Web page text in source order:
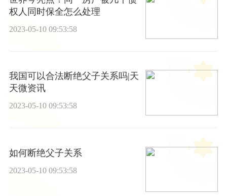
权人同时保全怎么处理
2023-05-10 09:53:58
我国可以合法断绝父子关系吗|天
天微资讯
2023-05-10 09:53:58
如何断绝父子关系
2023-05-10 09:53:58